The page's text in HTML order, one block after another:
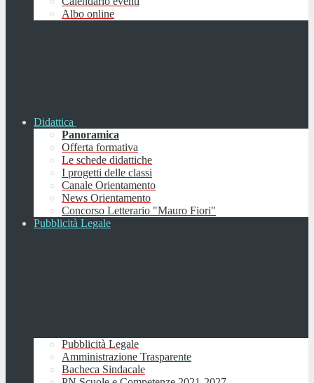
Albo online
Didattica
Panoramica
Offerta formativa
Le schede didattiche
I progetti delle classi
Canale Orientamento
News Orientamento
Concorso Letterario "Mauro Fiori"
Pubblicità Legale
Pubblicità Legale
Amministrazione Trasparente
Bacheca Sindacale